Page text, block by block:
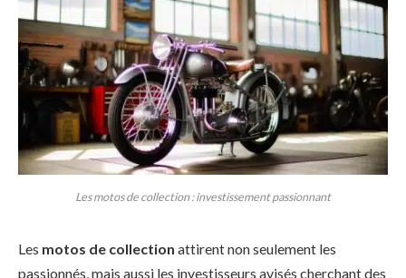
Les motos de collection : investissement passionnant
Les motos de collection attirent non seulement les
passionnés, mais aussi les investisseurs avisés cherchant des